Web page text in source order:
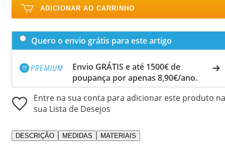
ADICIONAR AO CARRINHO
Quero o envio grátis para este artigo
Envio GRÁTIS e até 1500€ de
poupança por apenas 8,90€/ano.
Entre na sua conta para adicionar este produto na
sua Lista de Desejos
DESCRIÇÃO MEDIDAS MATERIAIS